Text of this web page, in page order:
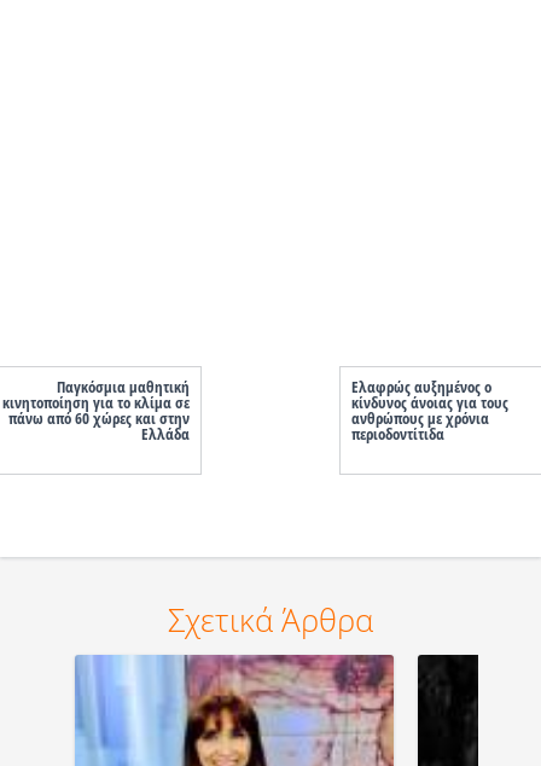
Παγκόσμια μαθητική
κινητοποίηση για το κλίμα σε
πάνω από 60 χώρες και στην
Ελλάδα
Ελαφρώς αυξημένος ο
κίνδυνος άνοιας για τους
ανθρώπους με χρόνια
περιοδοντίτιδα
Σχετικά Άρθρα